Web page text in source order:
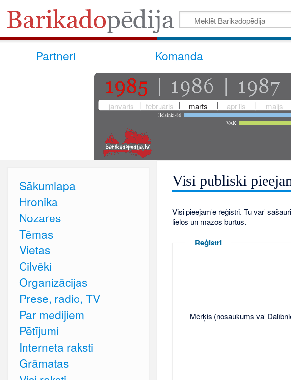
Partneri Komanda
janvāris februāris marts aprīlis maijs
Helsinki-86
VAK
Visi publiski
Visi pieejamie reģistri. Tu vari
lielos un mazos burtus.
Reģistri
Mērķis (nosaukums vai
Sākumlapa
Hronika
Nozares
Tēmas
Vietas
Cilvēki
Organizācijas
Prese, radio, TV
Par medijiem
Pētījumi
Interneta raksti
Grāmatas